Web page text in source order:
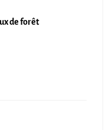
de forêt